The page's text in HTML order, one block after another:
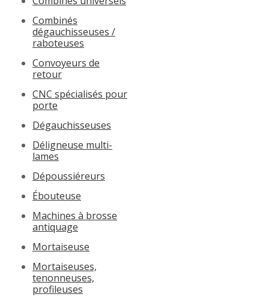
Combinés
dégauchisseuses /
raboteuses
Convoyeurs de
retour
CNC spécialisés pour
porte
Dégauchisseuses
Déligneuse multi-
lames
Dépoussiéreurs
Ébouteuse
Machines à brosse
antiquage
Mortaiseuse
Mortaiseuses,
tenonneuses,
profileuses